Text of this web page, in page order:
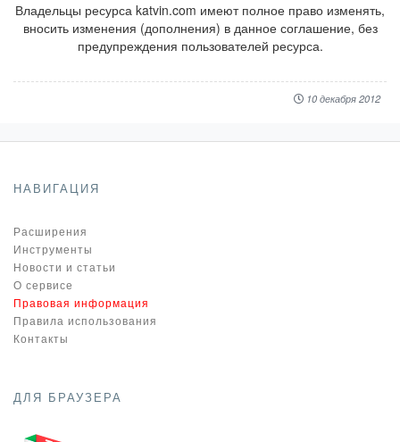
Владельцы ресурса katvin.com имеют полное право изменять,
вносить изменения (дополнения) в данное соглашение, без
предупреждения пользователей ресурса.
10 декабря 2012
НАВИГАЦИЯ
Расширения
Инструменты
Новости и статьи
О сервисе
Правовая информация
Правила использования
Контакты
ДЛЯ БРАУЗЕРА